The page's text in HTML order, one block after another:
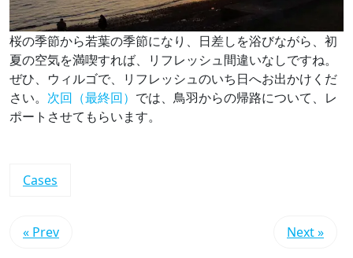
桜の季節から若葉の季節になり、日差しを浴びながら、初
夏の空気を満喫すれば、リフレッシュ間違いなしですね。
ぜひ、ウィルゴで、リフレッシュのいち日へお出かけくだ
さい。 次回（最終回） では、鳥羽からの帰路について、レ
ポートさせてもらいます。
Cases
« Prev Next »